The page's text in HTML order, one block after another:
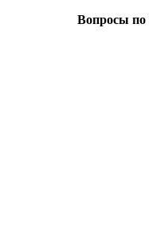
Вопросы по